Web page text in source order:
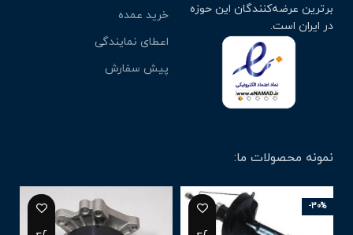
برترین عرضه‌کنندگان این حوزه
در ایران است.
خرید عمده
اعطای نمایندگی
پیش سفارش
نمونه محصولات ما:
-30%